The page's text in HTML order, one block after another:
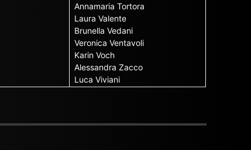
Annamaria Tortora
Laura Valente
Brunella Vedani
Veronica Ventavoli
Karin Voch
Alessandra Zacco
Luca Viviani